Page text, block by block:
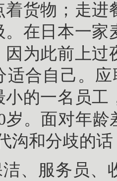
着货物；走进
。在日本一家
因为此前上过
适合自己。
小的一名员工
岁。面对年
沟和分歧的
洁、服务员、